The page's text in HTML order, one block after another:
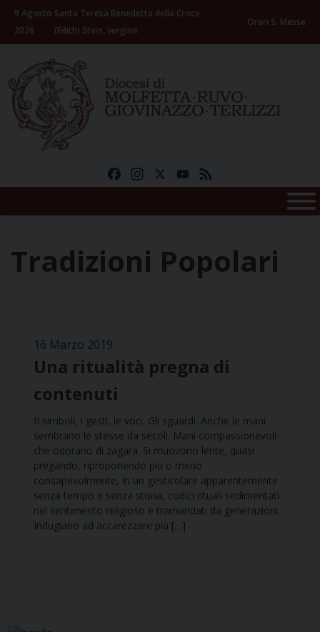
Skip
content
9 Agosto
2026
Santa Teresa Benedetta della Croce
(Edith) Stein, vergine
Orari S. Messe
FacebookInstagramYouTube
Tradizioni Popolari
16 Marzo 2019
Una ritualità pregna di
contenuti
II simboli, i gesti, le voci. Gli sguardi. Anche le mani
sembrano le stesse da secoli. Mani compassionevoli
che odorano di zagara. Si muovono lente, quasi
pregando, riproponendo più o meno
consapevolmente, in un gesticolare apparentemente
senza tempo e senza storia, codici rituali sedimentati
nel sentimento religioso e tramandati da generazioni.
Indugiano ad accarezzare più […]